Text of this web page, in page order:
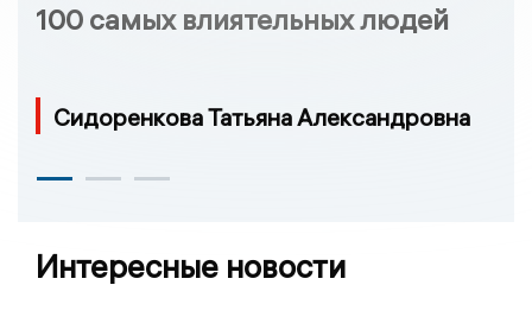
100 самых влиятельных людей
Сидоренкова Татьяна Александровна
Интересные новости